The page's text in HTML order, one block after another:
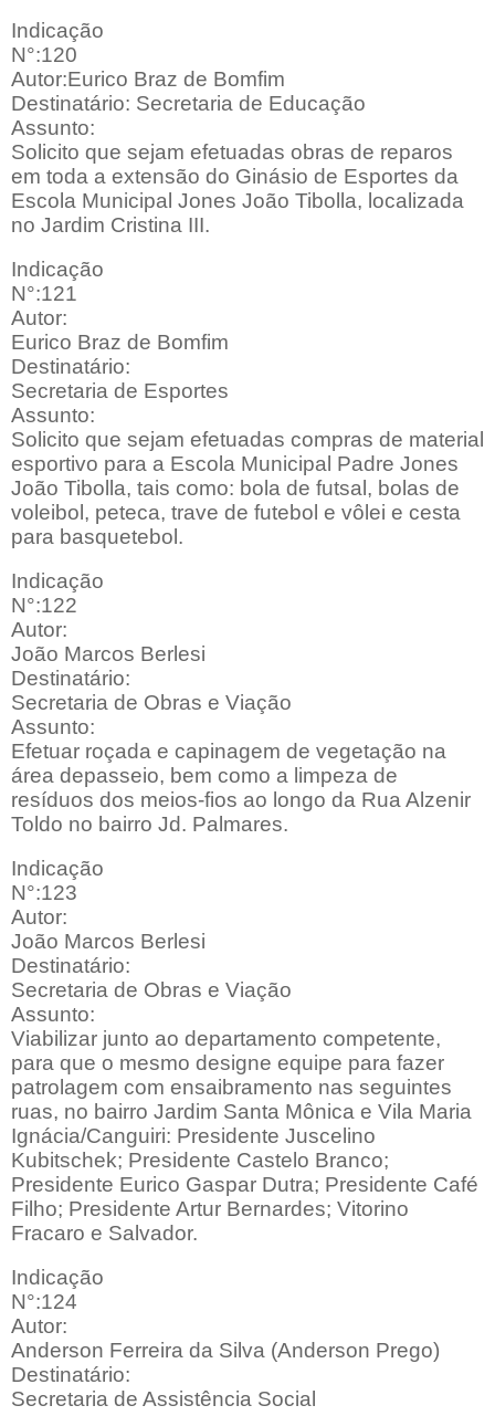
Indicação
N°:120
Autor:Eurico Braz de Bomfim
Destinatário: Secretaria de Educação
Assunto:
Solicito que sejam efetuadas obras de reparos
em toda a extensão do Ginásio de Esportes da
Escola Municipal Jones João Tibolla, localizada
no Jardim Cristina III.
Indicação
N°:121
Autor:
Eurico Braz de Bomfim
Destinatário:
Secretaria de Esportes
Assunto:
Solicito que sejam efetuadas compras de material
esportivo para a Escola Municipal Padre Jones
João Tibolla, tais como: bola de futsal, bolas de
voleibol, peteca, trave de futebol e vôlei e cesta
para basquetebol.
Indicação
N°:122
Autor:
João Marcos Berlesi
Destinatário:
Secretaria de Obras e Viação
Assunto:
Efetuar roçada e capinagem de vegetação na
área depasseio, bem como a limpeza de
resíduos dos meios-fios ao longo da Rua Alzenir
Toldo no bairro Jd. Palmares.
Indicação
N°:123
Autor:
João Marcos Berlesi
Destinatário:
Secretaria de Obras e Viação
Assunto:
Viabilizar junto ao departamento competente,
para que o mesmo designe equipe para fazer
patrolagem com ensaibramento nas seguintes
ruas, no bairro Jardim Santa Mônica e Vila Maria
Ignácia/Canguiri: Presidente Juscelino
Kubitschek; Presidente Castelo Branco;
Presidente Eurico Gaspar Dutra; Presidente Café
Filho; Presidente Artur Bernardes; Vitorino
Fracaro e Salvador.
Indicação
N°:124
Autor:
Anderson Ferreira da Silva (Anderson Prego)
Destinatário:
Secretaria de Assistência Social